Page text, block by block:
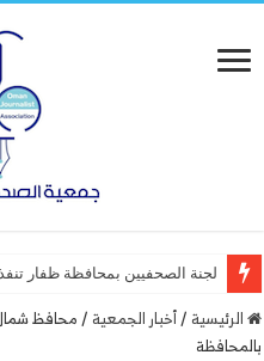
لجنة الصحفيين بمحافظة ظفار
الرئيسية /أخبار الجمعية /محافظ شمال
بالمحافظة